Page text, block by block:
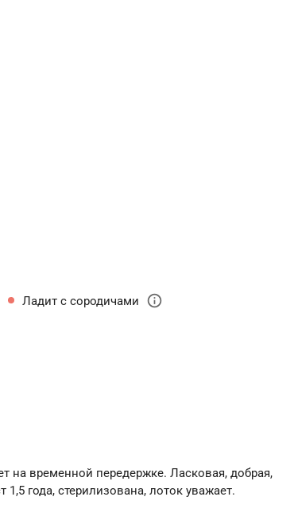
Ладит с сородичами info
на временной передержке. Ласковая, добрая,
года, стерилизована, лоток уважает.